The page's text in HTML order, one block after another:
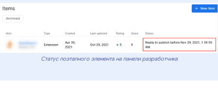
Статус поэтапного элемента на панели разработчика